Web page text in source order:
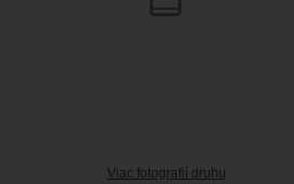
Viac fotografií druhu